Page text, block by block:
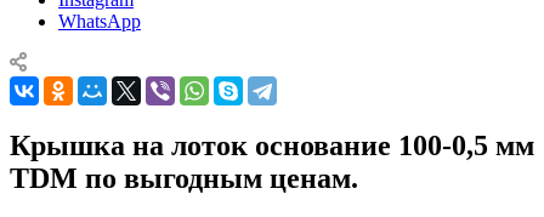
WhatsApp
Крышка на лоток основание 100-0,5 мм
TDM по выгодным ценам.